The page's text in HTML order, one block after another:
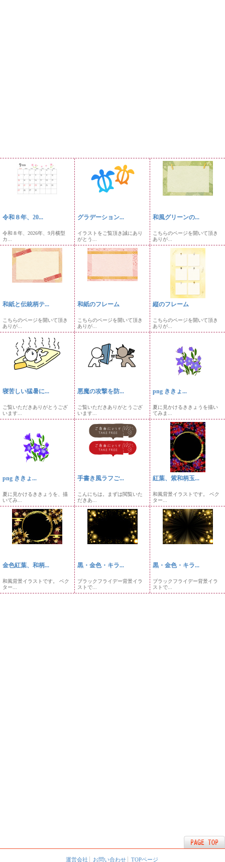
令和８年、20...
令和８年、2026年、9月横型
カ...
グラデーション...
イラストをご覧頂き誠にあり
がとう...
和風グリーンの...
こちらのページを開いて頂き
ありが...
和紙と伝統柄テ...
こちらのページを開いて頂き
ありが...
和紙のフレーム
こちらのページを開いて頂き
ありが...
縦のフレーム
こちらのページを開いて頂き
ありが...
寝苦しい猛暑に...
ご覧いただきありがとうござ
います...
悪魔の攻撃を防...
ご覧いただきありがとうござ
います...
png ききょ...
夏に見かけるききょうを描い
てみま...
png ききょ...
夏に見かけるききょうを、描
いてみ...
手書き風ラフご...
こんにちは。まずは閲覧いた
だきあ...
紅葉、紫和柄玉...
和風背景イラストです。 ベク
ター...
金色紅葉、和柄...
和風背景イラストです。 ベク
ター...
黒・金色・キラ...
ブラックフライデー背景イラ
ストで...
黒・金色・キラ...
ブラックフライデー背景イラ
ストで...
運営会社 お問い合わせ TOPページ